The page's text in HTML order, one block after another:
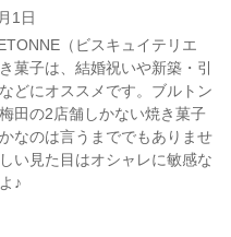
1日
（ビスキュイテリエ
菓子は、結婚祝いや新築・引
どにオススメです。ブルトン
田の2店舗しかない焼き菓子
なのは言うまででもありませ
い見た目はオシャレに敏感な
♪